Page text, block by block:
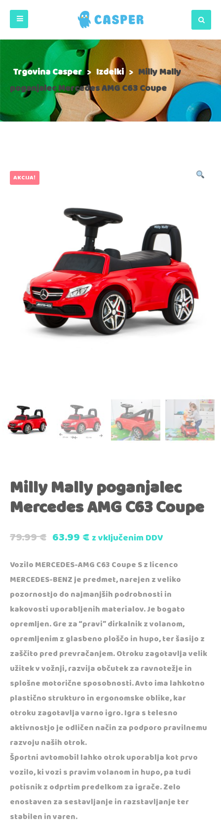
Trgovina Casper> Izdelki > Milly Mally
poganjalec Mercedes AMG C63 Coupe
AKCIJA!
Milly Mally poganjalec
Mercedes AMG C63 Coupe
79.99€ 63.99€z vključenim DDV
Vozilo MERCEDES-AMG C63 Coupe S z licenco
MERCEDES-BENZ je predmet, narejen z veliko
pozornostjo do najmanjših podrobnosti in
kakovosti uporabljenih materialov. Je bogato
opremljen. Gre za “pravi” dirkalnik z volanom,
opremljenim z glasbeno ploščo in hupo, ter šasijo z
zaščito pred prevračanjem. Otroku zagotavlja velik
užitek v vožnji, razvija občutek za ravnotežje in
splošne motorične sposobnosti. Avto ima lahkotno
plastično strukturo in ergonomske oblike, kar
otroku zagotavlja varno igro. Igra s telesno
aktivnostjo je odličen način za podporo pravilnemu
razvoju naših otrok.
Športni avtomobil lahko otrok uporablja kot prvo
vozilo, ki vozi s pravim volanom in hupo, pa tudi
potisnik z odprtim predelkom za igrače. Zelo
enostaven za sestavljanje in razstavljanje ter
stabilen in varen.